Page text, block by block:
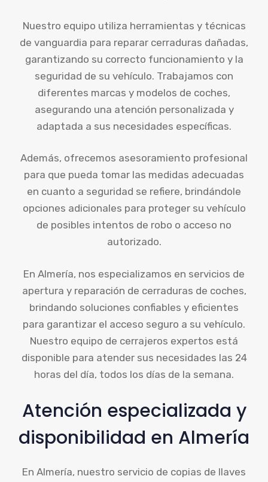
Nuestro equipo utiliza herramientas y técnicas
de vanguardia para reparar cerraduras dañadas,
garantizando su correcto funcionamiento y la
seguridad de su vehículo. Trabajamos con
diferentes marcas y modelos de coches,
asegurando una atención personalizada y
adaptada a sus necesidades específicas.
Además, ofrecemos asesoramiento profesional
para que pueda tomar las medidas adecuadas
en cuanto a seguridad se refiere, brindándole
opciones adicionales para proteger su vehículo
de posibles intentos de robo o acceso no
autorizado.
En Almería, nos especializamos en servicios de
apertura y reparación de cerraduras de coches,
brindando soluciones confiables y eficientes
para garantizar el acceso seguro a su vehículo.
Nuestro equipo de cerrajeros expertos está
disponible para atender sus necesidades las 24
horas del día, todos los días de la semana.
Atención especializada y
disponibilidad en Almería
En Almería, nuestro servicio de copias de llaves